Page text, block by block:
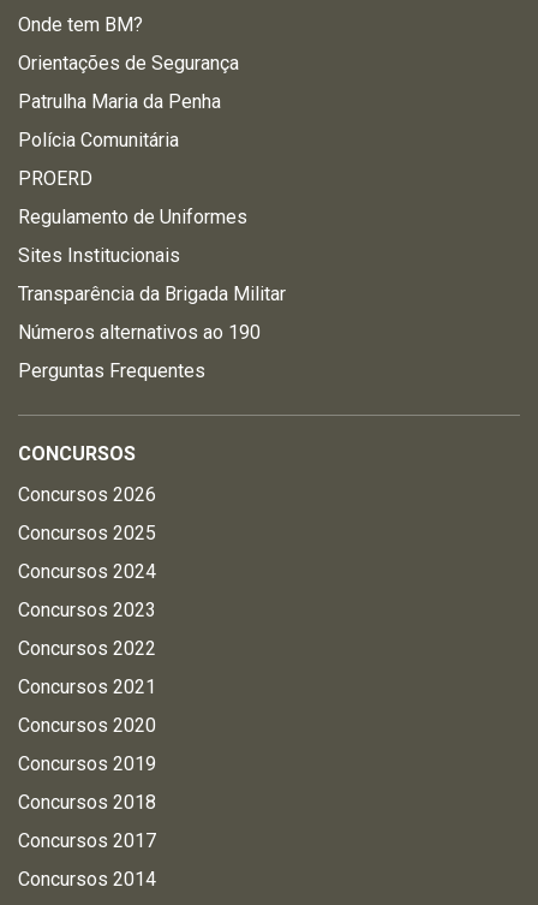
Onde tem BM?
Orientações de Segurança
Patrulha Maria da Penha
Polícia Comunitária
PROERD
Regulamento de Uniformes
Sites Institucionais
Transparência da Brigada Militar
Números alternativos ao 190
Perguntas Frequentes
CONCURSOS
Concursos 2026
Concursos 2025
Concursos 2024
Concursos 2023
Concursos 2022
Concursos 2021
Concursos 2020
Concursos 2019
Concursos 2018
Concursos 2017
Concursos 2014